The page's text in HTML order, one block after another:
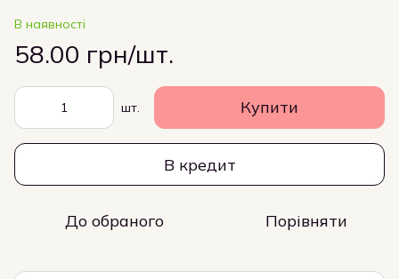
В наявності
58.00 грн/шт.
шт. Купити
В кредит
До обраного Порівняти